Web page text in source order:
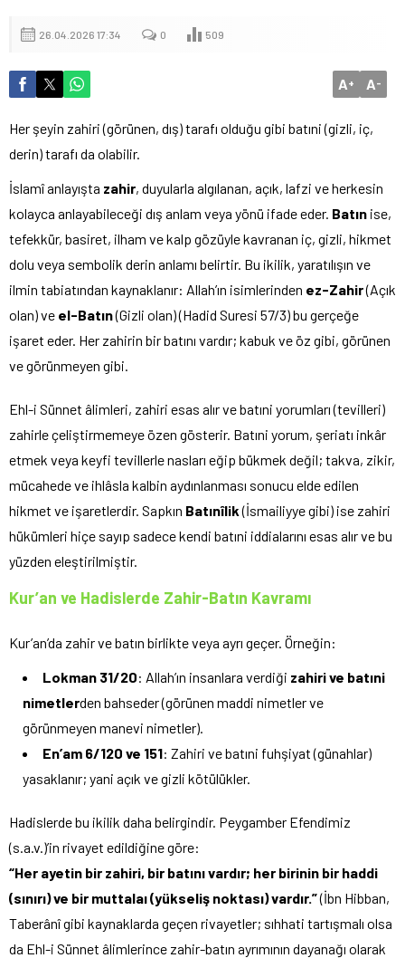
26.04.2026 17:34 0 509
A+ A-
Her şeyin zahiri (görünen, dış) tarafı olduğu gibi batıni (gizli, iç,
derin) tarafı da olabilir.
İslamî anlayışta zahir, duyularla algılanan, açık, lafzi ve herkesin
kolayca anlayabileceği dış anlam veya yönü ifade eder. Batın ise,
tefekkür, basiret, ilham ve kalp gözüyle kavranan iç, gizli, hikmet
dolu veya sembolik derin anlamı belirtir. Bu ikilik, yaratılışın ve
ilmin tabiatından kaynaklanır: Allah’ın isimlerinden ez-Zahir(Açık
olan) ve el-Batın(Gizli olan) (Hadid Suresi 57/3) bu gerçeğe
işaret eder. Her zahirin bir batını vardır; kabuk ve öz gibi, görünen
ve görünmeyen gibi.
Ehl-i Sünnet âlimleri, zahiri esas alır ve batıni yorumları (tevilleri)
zahirle çeliştirmemeye özen gösterir. Batıni yorum, şeriatı inkâr
etmek veya keyfi tevillerle nasları eğip bükmek değil; takva, zikir,
mücahede ve ihlâsla kalbin aydınlanması sonucu elde edilen
hikmet ve işaretlerdir. Sapkın Batınîlik(İsmailiyye gibi) ise zahiri
hükümleri hiçe sayıp sadece kendi batıni iddialarını esas alır ve bu
yüzden eleştirilmiştir.
Kur’an ve Hadislerde Zahir-Batın Kavramı
Kur’an’da zahir ve batın birlikte veya ayrı geçer. Örneğin:
Lokman 31/20: Allah’ın insanlara verdiği zahiri ve batıni
nimetlerden bahseder (görünen maddi nimetler ve
görünmeyen manevi nimetler).
En’am 6/120 ve 151: Zahiri ve batıni fuhşiyat (günahlar)
yasaklanır; yani açık ve gizli kötülükler.
Hadislerde bu ikilik daha belirgindir. Peygamber Efendimiz
(s.a.v.)’in rivayet edildiğine göre:
“Her ayetin bir zahiri, bir batını vardır; her birinin bir haddi
(sınırı) ve bir muttalaı (yükseliş noktası) vardır.”(İbn Hibban,
Taberânî gibi kaynaklarda geçen rivayetler; sıhhati tartışmalı olsa
da Ehl-i Sünnet âlimlerince zahir-batın ayrımının dayanağı olarak